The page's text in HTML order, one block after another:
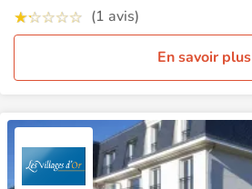
(1 avis)
En savoir plus